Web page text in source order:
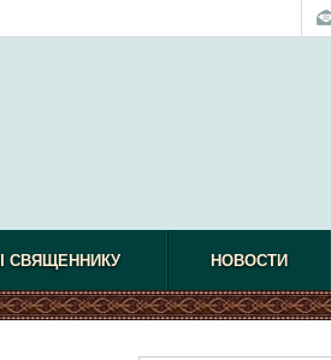
СВЯЩЕННИКУ НОВОСТИ